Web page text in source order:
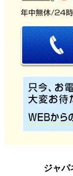
ジャパ